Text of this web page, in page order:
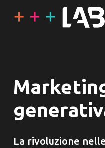
La rivoluzione